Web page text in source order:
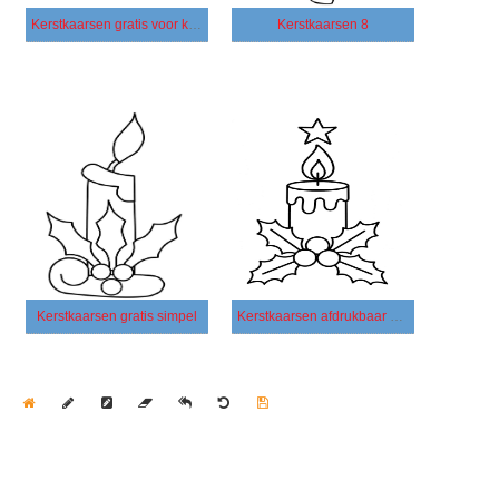
Kerstkaarsen gratis voor kinderen Kerstkaarsen 8
Kerstkaarsen gratis simpel Kerstkaarsen afdrukbaar basis